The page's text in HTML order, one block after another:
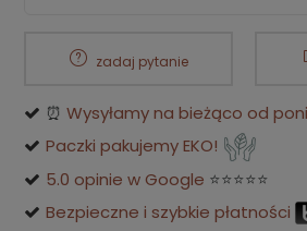
zadaj pytanie
⏰ Wysyłamy na bieżąco od
Paczki pakujemy EKO!
5.0 opinie w Google ⭐⭐⭐⭐⭐
Bezpieczne i szybkie płatności